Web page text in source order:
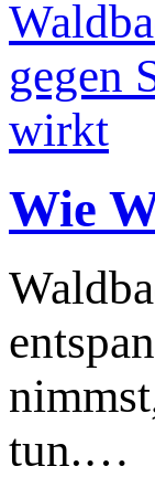
Wie
tun.…